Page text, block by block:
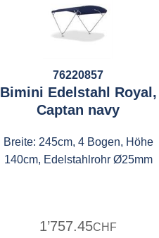
76220857
Bimini Edelstahl Royal,
Captan navy
Breite: 245cm, 4 Bogen, Höhe
140cm, Edelstahlrohr Ø25mm
1’757.45CHF